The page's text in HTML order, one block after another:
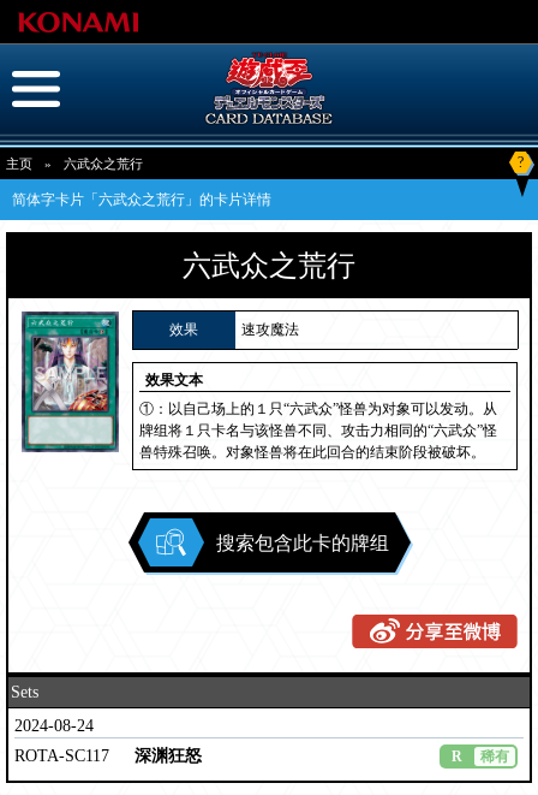
主页 » 六武众之荒行 ?
简体字卡片「六武众之荒行」的卡片详情
六武众之荒行
效果 速攻魔法
效果文本
①：以自己场上的１只“六武众”怪兽为对象可以发动。从
牌组将１只卡名与该怪兽不同、攻击力相同的“六武众”怪
兽特殊召唤。对象怪兽将在此回合的结束阶段被破坏。
搜索包含此卡的牌组
Sets
2024-08-24
ROTA-SC117
深渊狂怒 R 稀有